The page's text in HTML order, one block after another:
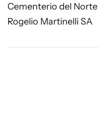
Cementerio del Norte
Rogelio Martinelli SA